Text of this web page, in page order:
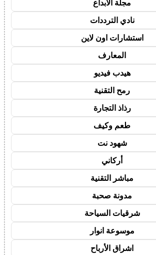
مجلة الابداع
نادي الترددات
استشارات اون لاين
المعارف
هيدب فيديو
رمح التقنية
رذاذ التجارة
طعم وكيف
شهود نت
أركاني
مباشر التقنية
مدونة صحبة
شرقيات السياحة
موسوعة انوار
اشراق الأرباح